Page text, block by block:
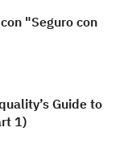
"Seguro con
Guide to
1)